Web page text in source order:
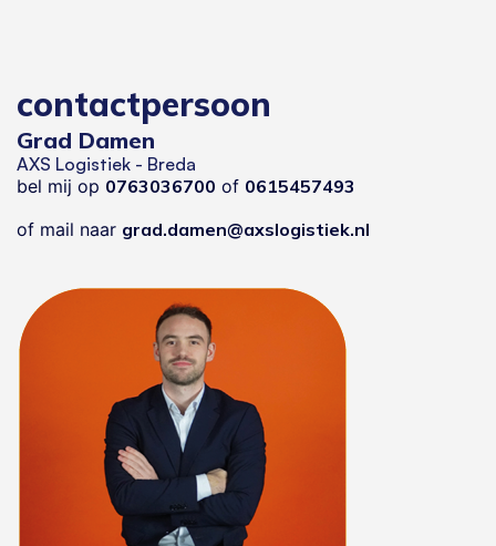
contactpersoon
Grad Damen
AXS Logistiek - Breda
bel mij op 0763036700 of 0615457493
of mail naar grad.damen@axslogistiek.nl